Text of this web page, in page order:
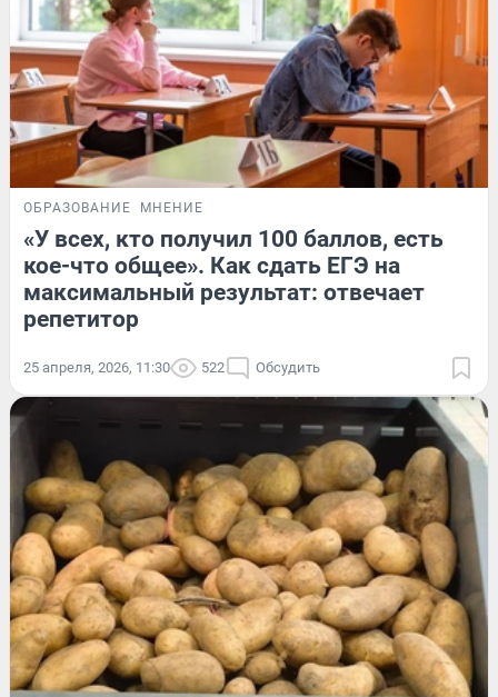
ОБРАЗОВАНИЕ МНЕНИЕ
«У всех, кто получил 100 баллов, есть
кое-что общее». Как сдать ЕГЭ на
максимальный результат: отвечает
репетитор
25 апреля, 2026, 11:30 522 Обсудить